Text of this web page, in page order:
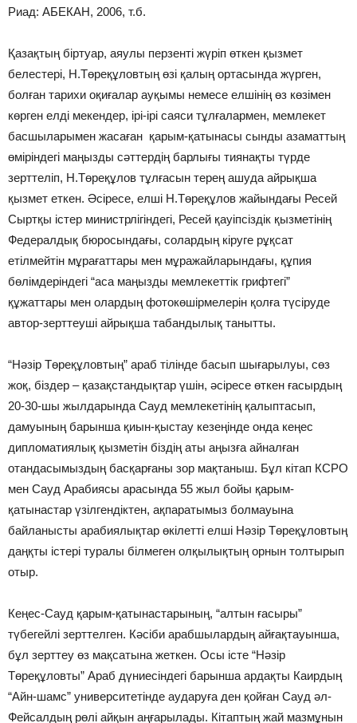
Риад: АБЕКАН, 2006, т.б.
Қазақтың біртуар, аяулы перзенті жүріп өткен қызмет
белестері, Н.Төреқұловтың өзі қалың ортасында жүрген,
болған тарихи оқиғалар ауқымы немесе елшінің өз көзімен
көрген елді мекендер, ірі-ірі саяси тұлғалармен, мемлекет
басшыларымен жасаған қарым-қатынасы сынды азаматтың
өміріндегі маңызды сәттердің барлығы тиянақты түрде
зерттеліп, Н.Төреқұлов тұлғасын терең ашуда айрықша
қызмет еткен. Әсіресе, елші Н.Төреқұлов жайындағы Ресей
Сыртқы істер министрлігіндегі, Ресей қауіпсіздік қызметінің
Федералдық бюросындағы, солардың кіруге рұқсат
етілмейтін мұрағаттары мен мұражайларындағы, құпия
бөлімдеріндегі “аса маңызды мемлекеттік грифтегі”
құжаттары мен олардың фотокөшірмелерін қолға түсіруде
автор-зерттеуші айрықша табандылық танытты.
“Нәзір Төреқұловтың” араб тілінде басып шығарылуы, сөз
жоқ, біздер – қазақстандықтар үшін, әсіресе өткен ғасырдың
20-30-шы жылдарында Сауд мемлекетінің қалыптасып,
дамуының барынша қиын-қыстау кезеңінде онда кеңес
дипломатиялық қызметін біздің аты аңызға айналған
отандасымыздың басқарғаны зор мақтаныш. Бұл кітап КСРО
мен Сауд Арабиясы арасында 55 жыл бойы қарым-
қатынастар үзілгендіктен, ақпаратымыз болмауына
байланысты арабиялықтар өкілетті елші Нәзір Төреқұловтың
даңқты істері туралы білмеген олқылықтың орнын толтырып
отыр.
Кеңес-Сауд қарым-қатынастарының, “алтын ғасыры”
түбегейлі зерттелген. Кәсіби арабшылардың айғақтауынша,
бұл зерттеу өз мақсатына жеткен. Осы істе “Нәзір
Төреқұловты” Араб дүниесіндегі барынша ардақты Каирдың
“Айн-шамс” университетінде аударуға ден қойған Сауд әл-
Фейсалдың рөлі айқын аңғарылады. Кітаптың жай мазмұнын